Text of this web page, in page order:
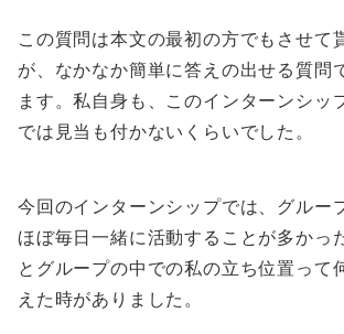
この質問は本文の最初の方でもさせて
が、なかなか簡単に答えの出せる質問
ます。私自身も、このインターンシッ
では見当も付かないくらいでした。
今回のインターンシップでは、グルー
ほぼ毎日一緒に活動することが多かっ
とグループの中での私の立ち位置って
えた時がありました。